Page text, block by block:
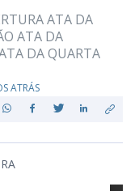
ATA DA
ATA DA
DA QUARTA
ATRÁS